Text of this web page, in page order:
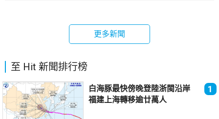
更多新聞
至 Hit 新聞排行榜
白海豚最快傍晚登陸浙閩沿岸
福建上海轉移逾廿萬人
1